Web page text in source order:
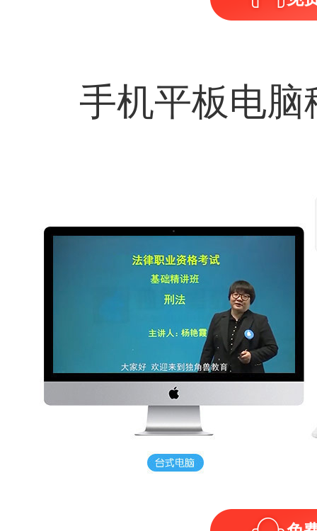
手机平板电